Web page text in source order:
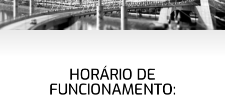
HORÁRIO DE
FUNCIONAMENTO: